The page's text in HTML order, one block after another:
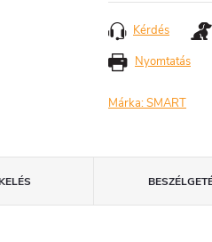
Nyomtatás
Kérdés
Márka:SMART